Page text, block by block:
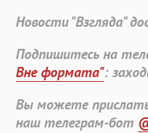
Новости "Взгляда"
Подпишитесь на
Вне формата":
Вы можете
наш телеграм-бот